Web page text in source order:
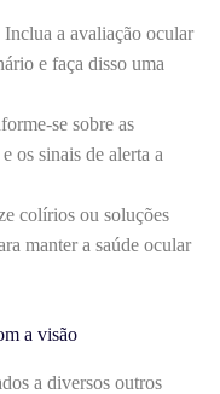
Inclua a avaliação ocular
e faça disso uma
se sobre as
os sinais de alerta a
colírios ou soluções
manter a saúde ocular
a visão
a diversos outros